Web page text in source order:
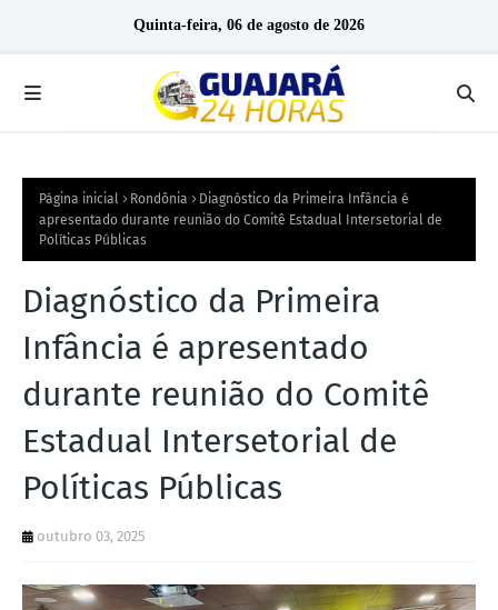
Quinta-feira, 06 de agosto de 2026
Página inicial Rondônia
Diagnóstico da Primeira Infância é
apresentado durante reunião do Comitê Estadual Intersetorial de
Políticas Públicas
Diagnóstico da Primeira
Infância é apresentado
durante reunião do Comitê
Estadual Intersetorial de
Políticas Públicas
outubro 03, 2025